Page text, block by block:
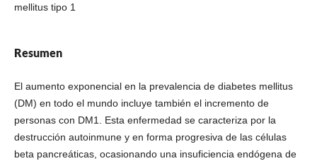
mellitus tipo 1
Resumen
El aumento exponencial en la prevalencia de diabetes mellitus
(DM) en todo el mundo incluye también el incremento de
personas con DM1. Esta enfermedad se caracteriza por la
destrucción autoinmune y en forma progresiva de las células
beta pancreáticas, ocasionando una insuficiencia endógena de